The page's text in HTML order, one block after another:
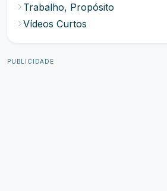
Trabalho, Propósito
Vídeos Curtos
PUBLICIDADE